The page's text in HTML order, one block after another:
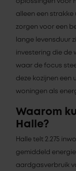
oplossingen voor
alleen een strakke
zorgen voor een
lange levensduur
investering die de
waar de focus
deze kozijnen een
woningen als
Waarom
Halle?
Halle telt 2.275
gemiddeld
aardgasverbruik